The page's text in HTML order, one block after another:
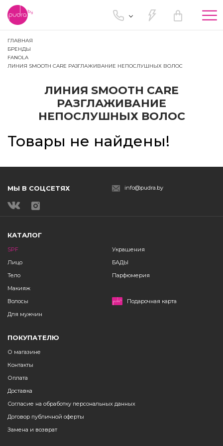
ГЛАВНАЯ
БРЕНДЫ
FANOLA
ЛИНИЯ SMOOTH CARE РАЗГЛАЖИВАНИЕ НЕПОСЛУШНЫХ ВОЛОС
ЛИНИЯ SMOOTH CARE
РАЗГЛАЖИВАНИЕ
НЕПОСЛУШНЫХ ВОЛОС
Товары не найдены!
МЫ В СОЦСЕТЯХ info@pudra.by
КАТАЛОГ
SPF
Лицо
Тело
Макияж
Волосы
Для мужчин
Украшения
БАДЫ
Парфюмерия
Подарочная карта
ПОКУПАТЕЛЮ
О магазине
Контакты
Оплата
Доставка
Согласие на обработку персональных данных
Договор публичной оферты
Замена и возврат